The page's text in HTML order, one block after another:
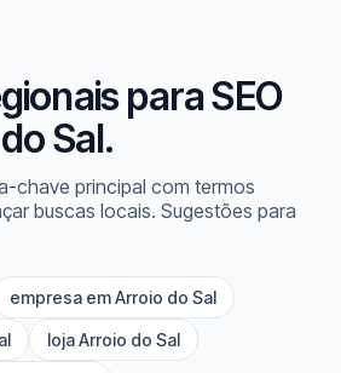
para SEO
Sal.
chave principal com termos
buscas locais. Sugestões para
empresa em Arroio do Sal
loja Arroio do Sal